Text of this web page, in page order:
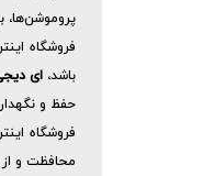
پروموشن‌ها،
فروشگاه
باشد، ای
حفظ و
فروشگاه
محافظت و